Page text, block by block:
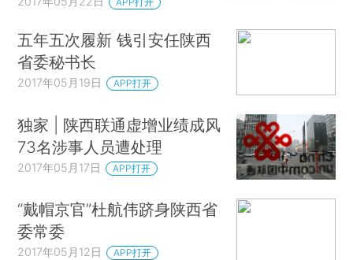
五年五次履新 钱引安任陕西
省委秘书长
2017年05月19日 APP打开
独家 | 陕西联通虚增业绩成风
73名涉事人员遭处理
2017年05月17日 APP打开
“戴帽京官”杜航伟跻身陕西省
委常委
2017年05月12日 APP打开